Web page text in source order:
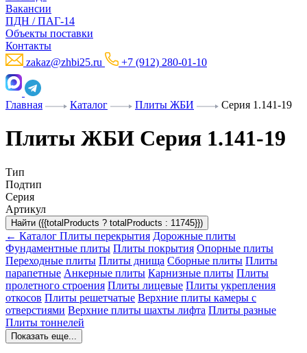
Вакансии
ПДН / ПАГ-14
Объекты поставки
Контакты
zakaz@zhbi25.ru
+7 (912) 280-01-10
Главная Каталог Плиты ЖБИ Серия 1.141-19
Плиты ЖБИ Серия 1.141-19
Тип
Подтип
Серия
Артикул
Найти ({{totalProducts ? totalProducts : 11745}})
← Каталог Плиты перекрытия Дорожные плиты
Фундаментные плиты Плиты покрытия Опорные плиты
Переходные плиты Плиты днища Сборные плиты Плиты
парапетные Анкерные плиты Карнизные плиты Плиты
пролетного строения Плиты лицевые Плиты укрепления
откосов Плиты решетчатые Верхние плиты камеры с
отверстиями Верхние плиты шахты лифта Плиты разные
Плиты тоннелей
Показать еще...